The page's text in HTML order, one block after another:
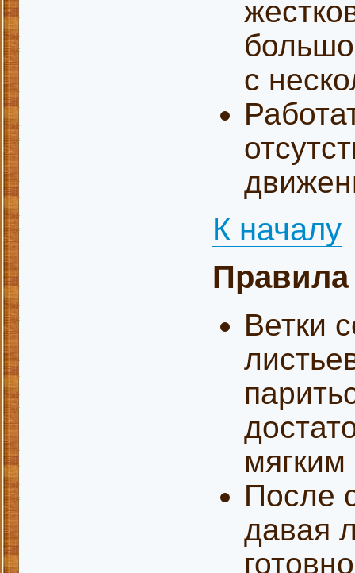
с
К началу
Ветки
мягким
После
давая